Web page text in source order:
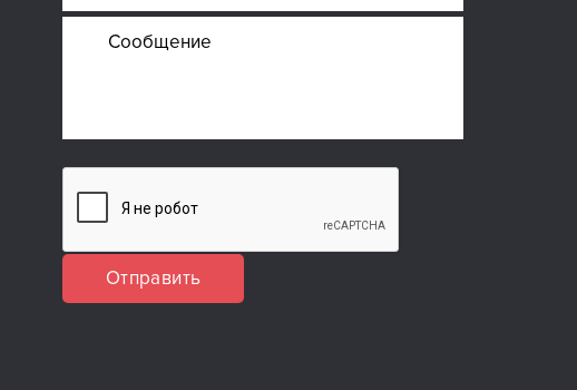
Отправить